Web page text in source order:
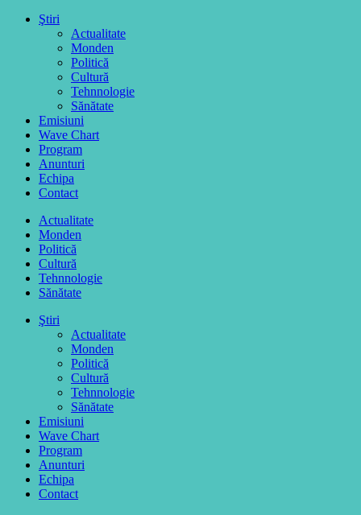
Ştiri
Actualitate
Monden
Politică
Cultură
Tehnnologie
Sănătate
Emisiuni
Wave Chart
Program
Anunturi
Echipa
Contact
Actualitate
Monden
Politică
Cultură
Tehnnologie
Sănătate
Ştiri
Actualitate
Monden
Politică
Cultură
Tehnnologie
Sănătate
Emisiuni
Wave Chart
Program
Anunturi
Echipa
Contact